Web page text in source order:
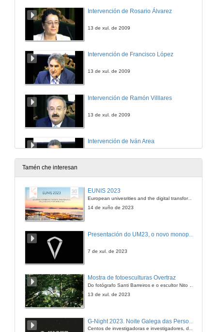
Intervención de Rosario Álvarez
13 de xul. de 2009
Intervención de Francisco López
13 de xul. de 2009
Intervención de Ramón Villlares
13 de xul. de 2009
Intervención de Iván Area
13 de xul. de 2009
13 de xul. de 2009
13 de xul. de 2009
Tamén che interesan
EUNIS 2023
European univesrities and the digital transformation: challenges and opportunities ahead
14 de xuño de 2023
7 de xul. de 2023
Mostra de fotoesculturas Overtraz
13 de xul. de 2023
Centos de investigadoras e investigadores, decenas de actividades e sete cidades